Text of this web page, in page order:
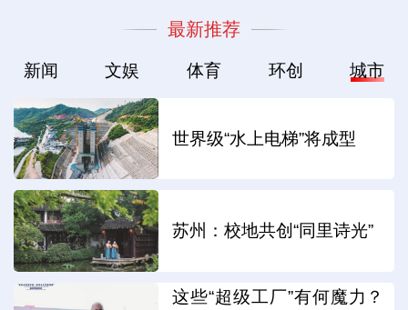
最新推荐
新闻 文娱 体育 环创 城市
世界级“水上电梯”将成型
苏州：校地共创“同里诗光”
这些“超级工厂”有何魔力？